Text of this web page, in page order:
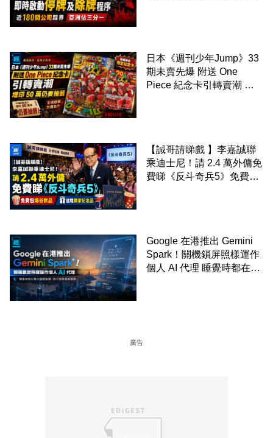
日本《週刊少年Jump》33
期未賣先爆 附送 One
Piece 紀念卡引轉賣潮 增
【誠哥請睇戲 】李嘉誠聯
乘迪士尼！請 2.4 萬外傭免
費睇《反斗奇兵5》免費包
Google 在港推出 Gemini
Spark！關機鎖屏照樣運作
個人 AI 代理 睡覺時都在幫
廣告